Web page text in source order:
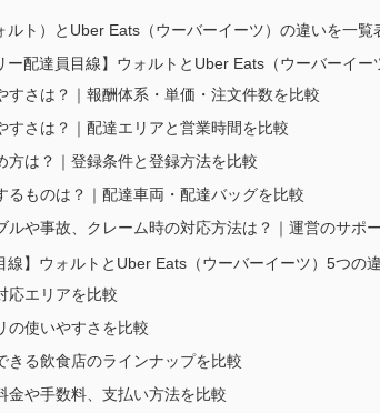
ルト）とUber Eats（ウーバーイーツ）の違いを一覧
ー配達員目線】ウォルトとUber Eats（ウーバーイー
すさは？｜報酬体系・単価・注文件数を比較
すさは？｜配達エリアと営業時間を比較
方は？｜登録条件と登録方法を比較
るものは？｜配達車両・配達バッグを比較
ルや事故、クレーム時の対応方法は？｜運営のサポ
線】ウォルトとUber Eats（ウーバーイーツ）5つの
応エリアを比較
の使いやすさを比較
きる飲食店のラインナップを比較
金や手数料、支払い方法を比較